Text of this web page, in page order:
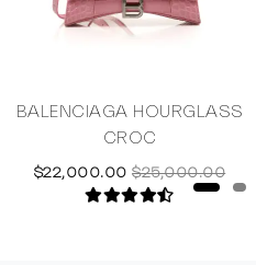
BALENCIAGA HOURGLASS
CROC
$22,000.00 $25,000.00